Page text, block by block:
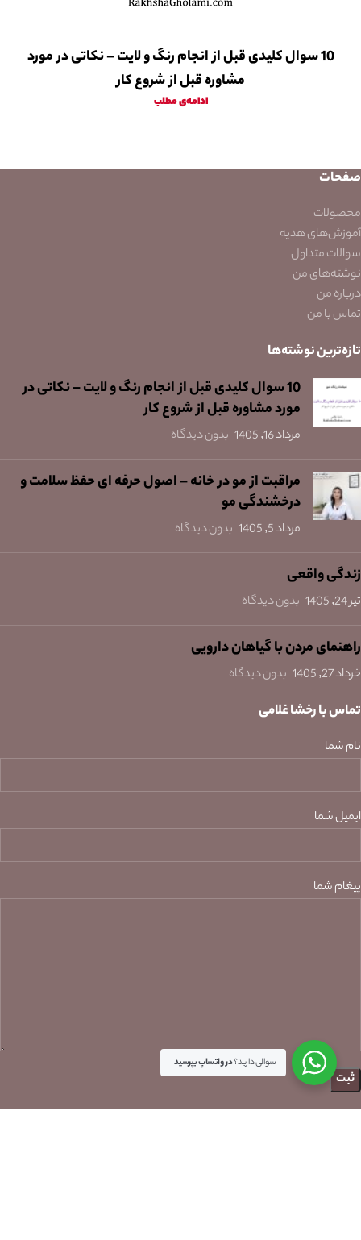
10 سوال کلیدی قبل از انجام رنگ و لایت – نکاتی در مورد
مشاوره قبل از شروع کار
ادامه‌ی مطلب
صفحات
محصولات
آموزش‌های هدیه
سوالات متداول
نوشته‌های من
درباره من
تماس با من
تازه‌ترین نوشته‌ها
10 سوال کلیدی قبل از انجام رنگ و لایت – نکاتی در
مورد مشاوره قبل از شروع کار
مرداد 16, 1405 بدون دیدگاه
مراقبت از مو در خانه – اصول حرفه ای حفظ سلامت و
درخشندگی مو
مرداد 5, 1405 بدون دیدگاه
زندگی واقعی
تیر 24, 1405 بدون دیدگاه
راهنمای مردن با گیاهان دارویی
خرداد 27, 1405 بدون دیدگاه
تماس با رخشا غلامی
نام شما
ایمیل شما
پیغام شما
سوالی دارید؟در واتساپ بپرسید